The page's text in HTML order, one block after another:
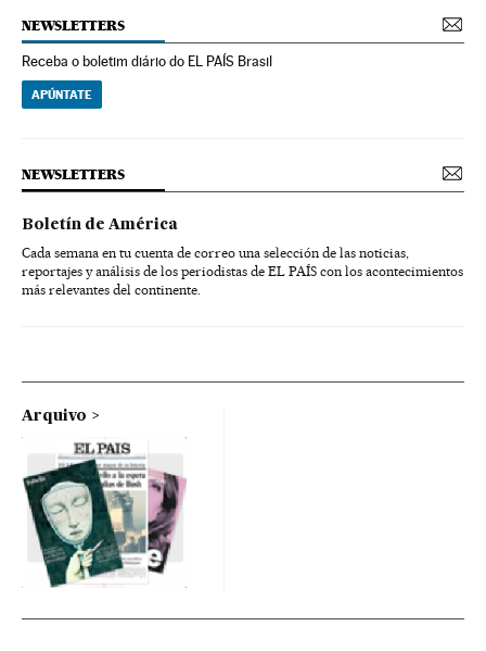
NEWSLETTERS
Receba o boletim diário do EL PAÍS Brasil
APÚNTATE
NEWSLETTERS
Boletín de América
Cada semana en tu cuenta de correo una selección de las noticias,
reportajes y análisis de los periodistas de EL PAÍS con los acontecimientos
más relevantes del continente.
Arquivo